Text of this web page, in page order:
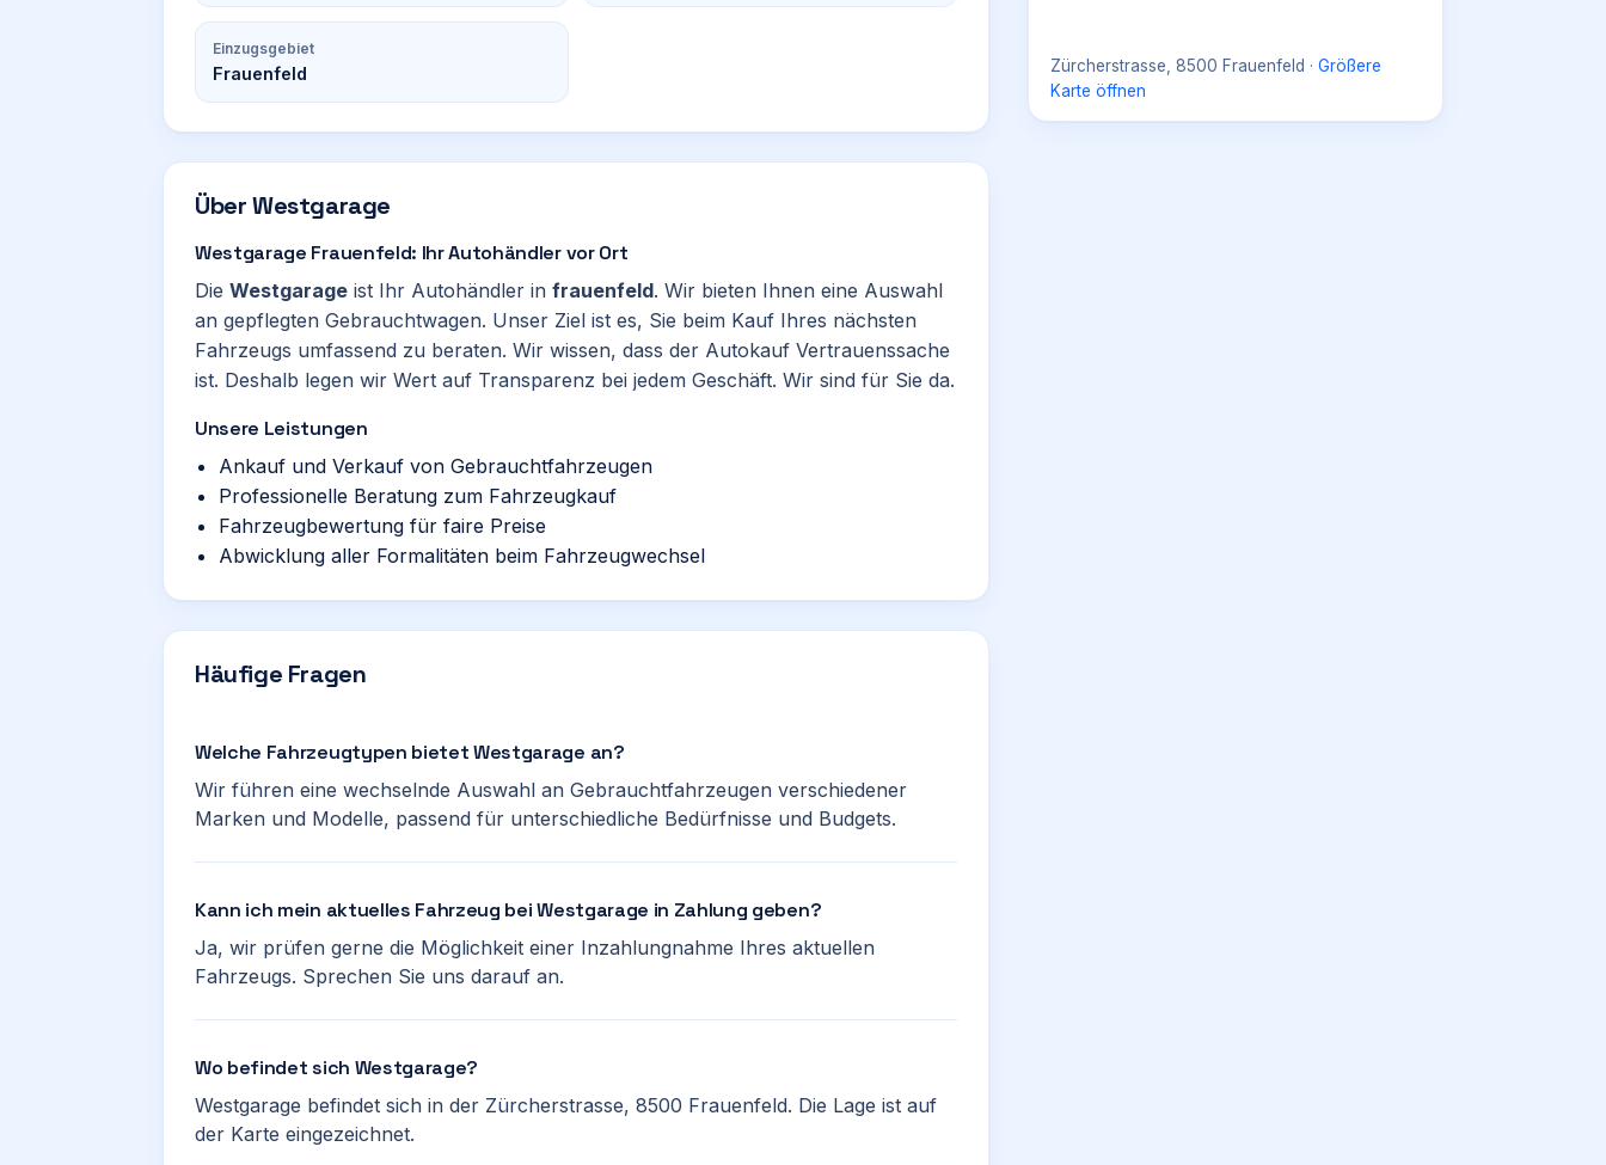
Einzugsgebiet
Frauenfeld
ÜberWestgarage
Westgarage Frauenfeld: Ihr Autohändler vor Ort
Die Westgarage ist Ihr Autohändler in frauenfeld. Wir bieten Ihnen eine Auswahl
an gepflegten Gebrauchtwagen. Unser Ziel ist es, Sie beim Kauf Ihres nächsten
Fahrzeugs umfassend zu beraten. Wir wissen, dass der Autokauf Vertrauenssache
ist. Deshalb legen wir Wert auf Transparenz bei jedem Geschäft. Wir sind für Sie da.
Unsere Leistungen
Ankauf und Verkauf von Gebrauchtfahrzeugen
Professionelle Beratung zum Fahrzeugkauf
Fahrzeugbewertung für faire Preise
Abwicklung aller Formalitäten beim Fahrzeugwechsel
Häufige Fragen
Welche Fahrzeugtypen bietet Westgarage an?
Wir führen eine wechselnde Auswahl an Gebrauchtfahrzeugen verschiedener
Marken und Modelle, passend für unterschiedliche Bedürfnisse und Budgets.
Kann ich mein aktuelles Fahrzeug bei Westgarage in Zahlung geben?
Ja, wir prüfen gerne die Möglichkeit einer Inzahlungnahme Ihres aktuellen
Fahrzeugs. Sprechen Sie uns darauf an.
Wo befindet sich Westgarage?
Westgarage befindet sich in der Zürcherstrasse, 8500 Frauenfeld. Die Lage ist auf
der Karte eingezeichnet.
Zürcherstrasse, 8500 Frauenfeld · Größere
Karte öffnen